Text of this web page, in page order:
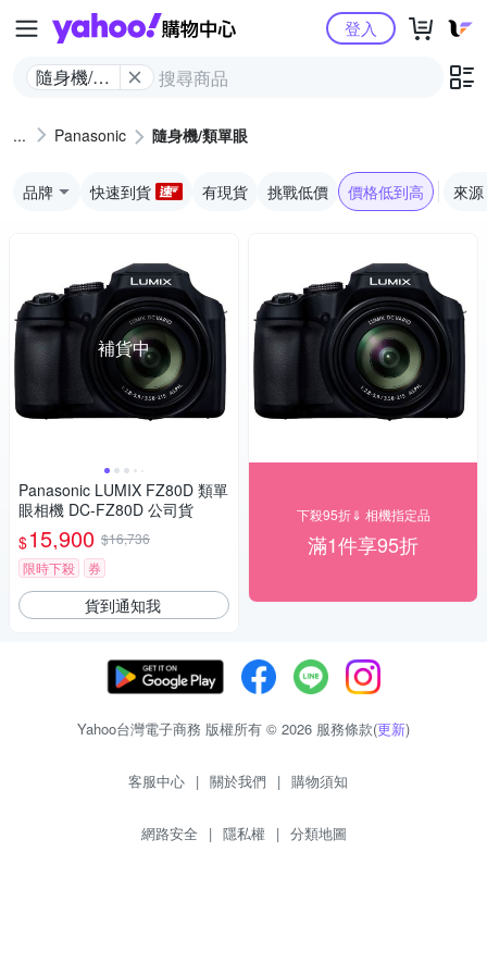
Yahoo購物中心
隨身機/類
登入
Panasonic 隨身機/類單眼
品牌 快速到貨 有現貨 挑戰低價 價格低到高 來源
補貨中
Panasonic LUMIX FZ80D 類單
眼相機 DC-FZ80D 公司貨
$15,900 $16,736
限時下殺
券
貨到通知我
下殺95折⇓ 相機指定品
滿1件享95折
Yahoo台灣電子商務 版權所有 © 2026 服務條款(更新)
客服中心 | 關於我們 | 購物須知
網路安全 | 隱私權 | 分類地圖